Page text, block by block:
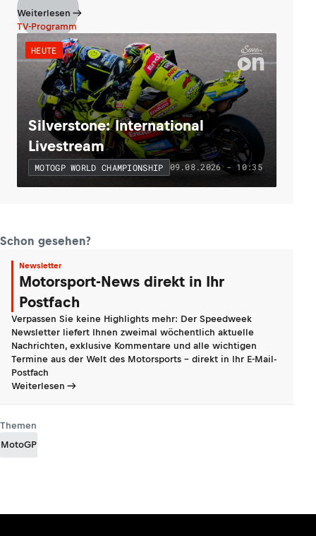
Weiterlesen
TV-Programm
HEUTE
Silverstone: International
Livestream
MOTOGP WORLD CHAMPIONSHIP 09.08.2026 - 10:35
Schon gesehen?
Newsletter
Motorsport-News direkt in Ihr
Postfach
Verpassen Sie keine Highlights mehr: Der Speedweek
Newsletter liefert Ihnen zweimal wöchentlich aktuelle
Nachrichten, exklusive Kommentare und alle wichtigen
Termine aus der Welt des Motorsports - direkt in Ihr E-Mail-
Postfach
Weiterlesen
Themen
MotoGP